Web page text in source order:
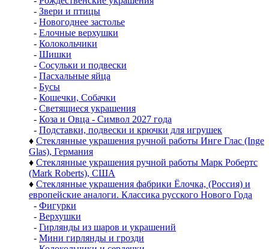
- Звери и птицы
- Новогоднее застолье
- Елочные верхушки
- Колокольчики
- Шишки
- Сосульки и подвески
- Пасхальные яйца
- Бусы
- Кошечки, Собачки
- Светящиеся украшения
- Коза и Овца - Символ 2027 года
- Подставки, подвески и крючки для игрушек
♦ Стеклянные украшения ручной работы Инге Глас (Inge
Glas), Германия
♦ Стеклянные украшения ручной работы Марк Робертс
(Mark Roberts), США
♦ Стеклянные украшения фабрики Ёлочка, (Россия) и
европейские аналоги. Классика русского Нового Года
- Фигурки
- Верхушки
- Гирлянды из шаров и украшений
- Мини гирлянды и грозди